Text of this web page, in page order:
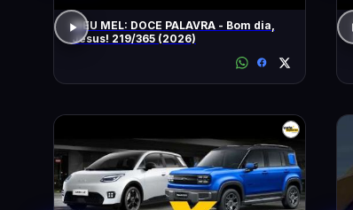
MEU MEL: DOCE PALAVRA - Bom dia,
Jesus! 219/365 (2026)